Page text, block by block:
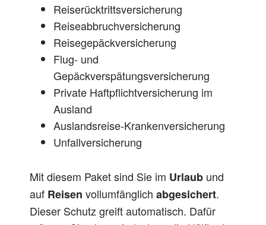
Reiserücktrittsversicherung
Reiseabbruchversicherung
Reisegepäckversicherung
Flug- und
Gepäckverspätungsversicherung
Private Haftpflichtversicherung im
Ausland
Auslandsreise-Krankenversicherung
Unfallversicherung
Mit diesem Paket sind Sie im Urlaub und
auf Reisen vollumfänglich abgesichert.
Dieser Schutz greift automatisch. Dafür